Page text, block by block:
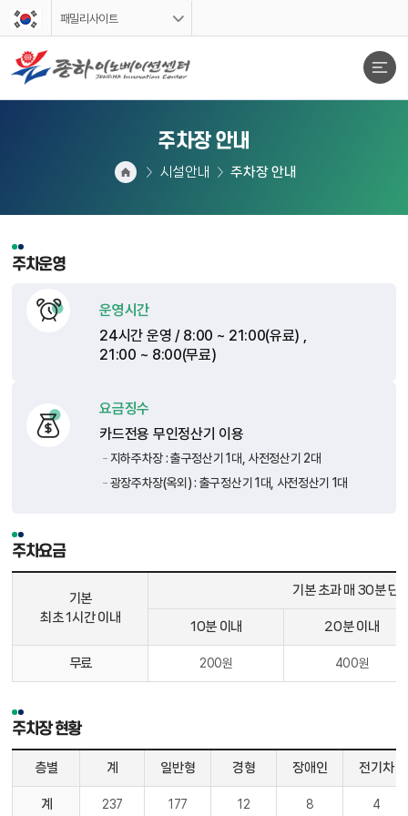
스킵네비게이션
패밀리사이트
주차장 안내
시설안내 주차장 안내
주차장 안내 시작
주차운영
운영시간
24시간 운영 / 8:00 ~ 21:00(유료) ,
21:00 ~ 8:00(무료)
요금징수
카드전용 무인정산기 이용
지하주차장 : 출구정산기 1대, 사전정산기 2대
광장주차장(옥외) : 출구정산기 1대, 사전정산기 1대
주차요금
기본
최초 1시간 이내
기본 초과 매 30분 단
10분 이내 20분 이내
무료 200원 400원
주차장 현황
층별 계 일반형 경형 장애인 전기차
계 237 177 12 8 4